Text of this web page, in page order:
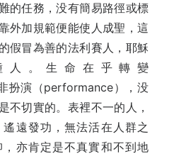
的任務，没有簡易路徑或標
外加規範便能使人成聖，這
假冒為善的法利賽人，耶穌
人。生命在乎轉變
扮演（performance），没
不切實的。表裡不一的人，
遠發功，無法活在人群之
亦肯定是不真實和不到地